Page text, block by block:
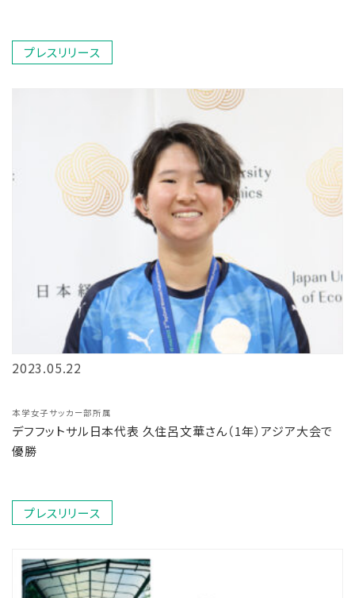
プレスリリース
2023.05.22
本学女子サッカー部所属
デフフットサル日本代表 久住呂文華さん（1年）アジア大会で
優勝
プレスリリース